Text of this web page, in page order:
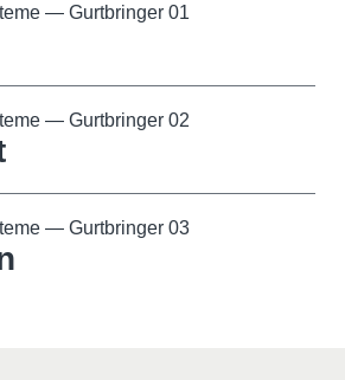
— Gurtbringer 01
— Gurtbringer 02
— Gurtbringer 03